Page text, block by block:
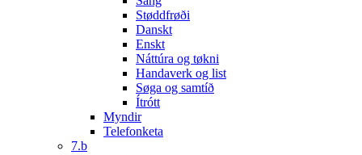
Støddfrøði
Danskt
Enskt
Náttúra og tøkni
Handaverk og list
Søga og samtíð
Ítrótt
Myndir
Telefonketa
7.b